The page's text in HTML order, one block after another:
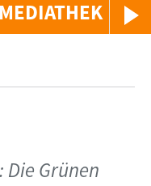
MEDIATHEK
Grünen